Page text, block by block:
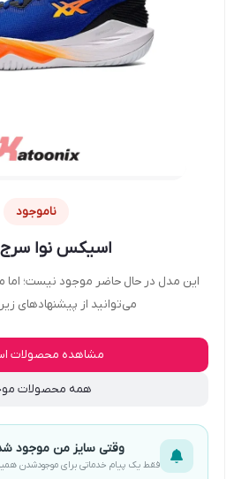
ناموجود
اسیکس نوا سرج ۲
این مدل در حال حاضر موجود نیست؛ اما
می‌توانید از پیشنهادهای
مشاهده محصولات
همه محصولات
وقتی سایز من موجود
فقط یک پیام خدماتی برای موجودشدن